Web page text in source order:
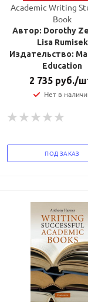
Academic Writing
Book
Автор: Dorothy
Lisa Rumisek
Издательство:
Education
2 735 руб./
Нет в
ПОД ЗАКАЗ